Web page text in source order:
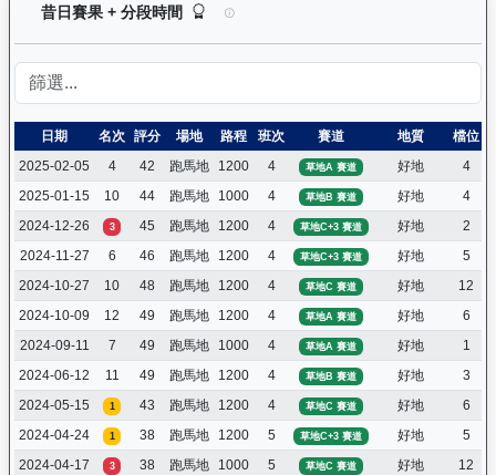
昔日賽果 + 分段時間 鑽石寶寶（G063）— 昔日賽果及分
日期 名次 評分 場地 路程 班次 賽道 地質 檔位
2025-02-05
4 42 跑馬地 1200 4 草地A 賽道 好地 4
2025-01-15
10 44 跑馬地 1000 4 草地B 賽道 好地 4
2024-12-26
3 45 跑馬地 1200 4 草地C+3 賽道 好地 2
2024-11-27
6 46 跑馬地 1200 4 草地C+3 賽道 好地 5
2024-10-27
10 48 跑馬地 1200 4 草地C 賽道 好地 12
2024-10-09
12 49 跑馬地 1200 4 草地A 賽道 好地 6
2024-09-11
7 49 跑馬地 1000 4 草地A 賽道 好地 1
2024-06-12
11 49 跑馬地 1200 4 草地B 賽道 好地 3
2024-05-15
1 43 跑馬地 1200 4 草地C 賽道 好地 6
2024-04-24
1 38 跑馬地 1200 5 草地C+3 賽道 好地 5
2024-04-17
3 38 跑馬地 1000 5 草地C 賽道 好地 12